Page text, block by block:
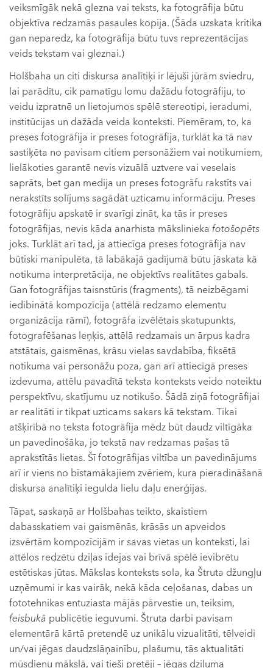
veiksmīgāk nekā glezna vai teksts, ka fotogrāfija būtu
objektīva redzamās pasaules kopija. (Šāda uzskata kritika
gan neparedz, ka fotogrāfija būtu tuvs reprezentācijas
veids tekstam vai gleznai.)
Holšbaha un citi diskursa analītiķi ir lējuši jūrām sviedru,
lai parādītu, cik pamatīgu lomu dažādu fotogrāfiju, to
veidu izpratnē un lietojumos spēlē stereotipi, ieradumi,
institūcijas un dažāda veida konteksti. Piemēram, to, ka
preses fotogrāfija ir preses fotogrāfija, turklāt ka tā nav
sastiķēta no pavisam citiem personāžiem vai notikumiem,
lielākoties garantē nevis vizuālā uztvere vai veselais
saprāts, bet gan medija un preses fotogrāfu rakstīts vai
nerakstīts solījums sagādāt uzticamu informāciju. Preses
fotogrāfiju apskatē ir svarīgi zināt, ka tās ir preses
fotogrāfijas, nevis kāda anarhista mākslinieka fotošopēts
joks. Turklāt arī tad, ja attiecīga preses fotogrāfija nav
būtiski manipulēta, tā labākajā gadījumā būtu jāskata kā
notikuma interpretācija, ne objektīvs realitātes gabals.
Gan fotogrāfijas taisnstūris (fragments), tā neizbēgami
iedibinātā kompozīcija (attēlā redzamo elementu
organizācija rāmī), fotogrāfa izvēlētais skatupunkts,
fotografēšanas leņķis, attēlā redzamais un ārpus kadra
atstātais, gaismēnas, krāsu vielas savdabība, fiksētā
notikuma vai personāžu poza, gan arī attiecīgā preses
izdevuma, attēlu pavadītā teksta konteksts veido noteiktu
perspektīvu, skatījumu uz notikušo. Šādā ziņā fotogrāfijai
ar realitāti ir tikpat uzticams sakars kā tekstam. Tikai
atšķirībā no teksta fotogrāfija mēdz būt daudz viltīgāka
un pavedinošāka, jo tekstā nav redzamas pašas tā
aprakstītās lietas. Šī fotogrāfijas viltība un pavedinājums
arī ir viens no bīstamākajiem zvēriem, kura pieradināšanā
diskursa analītiķi iegulda lielu daļu enerģijas.
Tāpat, saskaņā ar Holšbahas teikto, skaistiem
dabasskatiem vai gaismēnās, krāsās un apveidos
izsvērtām kompozīcijām ir savas vietas un konteksti, lai
attēlos redzētu dziļas idejas vai brīvā spēlē ievibrētu
estētiskas jūtas. Mākslas konteksts sola, ka Štruta džungļu
uzņēmumi ir kas vairāk, nekā kāda ceļošanas, dabas un
fototehnikas entuziasta mājās pārvestie un, teiksim,
feisbukā publicētie ieguvumi. Štruta darbi pavisam
elementārā kārtā pretendē uz unikālu vizualitāti, tēlveidi
un/vai jēgas daudzslāņainību, plašumu, tās aktualitāti
mūsdienu mākslā, vai tieši pretēji – jēgas dziļuma